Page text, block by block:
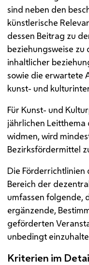
sind neben den
künstlerische
dessen Beitrag zu
beziehungsweise zu
inhaltlicher
sowie die erwartete
kunst- und
Für Kunst- und
jährlichen
widmen, wird
Bezirksfördermittel
Die Förderrichtlinien
Bereich der
umfassen folgende,
ergänzende,
geförderten
unbedingt
Kriterien im